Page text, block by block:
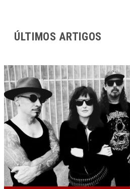
ÚLTIMOS ARTIGOS